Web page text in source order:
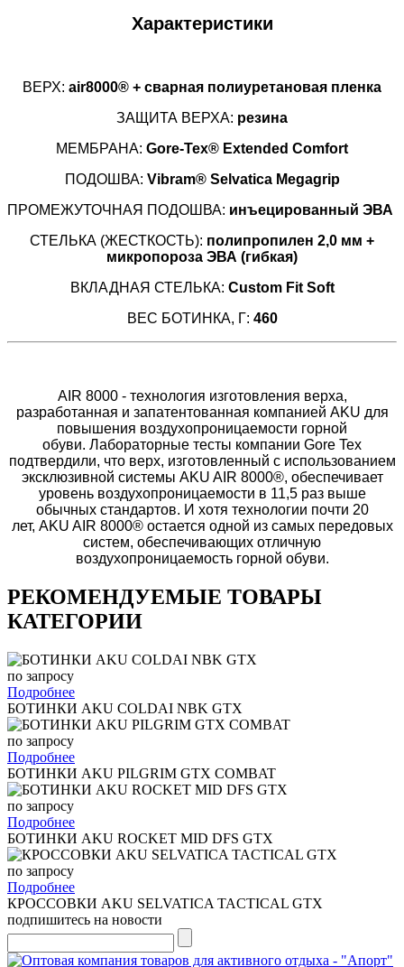
Характеристики
ВЕРХ: air8000® + сварная полиуретановая пленка
ЗАЩИТА ВЕРХА: резина
МЕМБРАНА: Gore-Tex® Extended Comfort
ПОДОШВА: Vibram® Selvatica Megagrip
ПРОМЕЖУТОЧНАЯ ПОДОШВА: инъецированный ЭВА
СТЕЛЬКА (ЖЕСТКОСТЬ): полипропилен 2,0 мм +
микропороза ЭВА (гибкая)
ВКЛАДНАЯ СТЕЛЬКА: Сustom Fit Soft
ВЕС БОТИНКА, Г: 460
AIR 8000 - технология изготовления верха,
разработанная и запатентованная компанией AKU для
повышения воздухопроницаемости горной
обуви. Лабораторные тесты компании Gore Tex
подтвердили, что верх, изготовленный с использованием
эксклюзивной системы AKU AIR 8000®, обеспечивает
уровень воздухопроницаемости в 11,5 раз выше
обычных стандартов. И хотя технологии почти 20
лет, AKU AIR 8000®​ остается одной из самых передовых
систем, обеспечивающих отличную
воздухопроницаемость горной обуви.
РЕКОМЕНДУЕМЫЕ ТОВАРЫ
КАТЕГОРИИ
по запросу
Подробнее
БОТИНКИ AKU COLDAI NBK GTX
по запросу
Подробнее
БОТИНКИ AKU PILGRIM GTX COMBAT
по запросу
Подробнее
БОТИНКИ AKU ROCKET MID DFS GTX
по запросу
Подробнее
КРОССОВКИ AKU SELVATICA TACTICAL GTX
подпишитесь на новости